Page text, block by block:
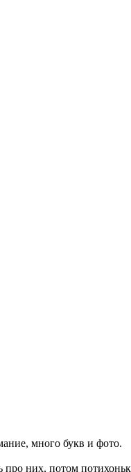
много букв и фото.
них, потом